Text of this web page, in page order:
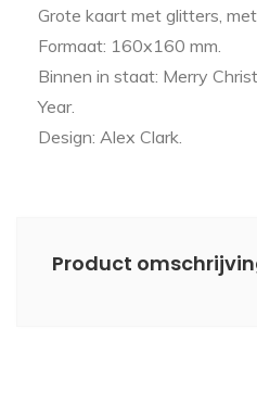
Grote kaart met glitters,
Formaat: 160x160 mm.
Binnen in staat: Merry
Year.
Design: Alex Clark.
Product